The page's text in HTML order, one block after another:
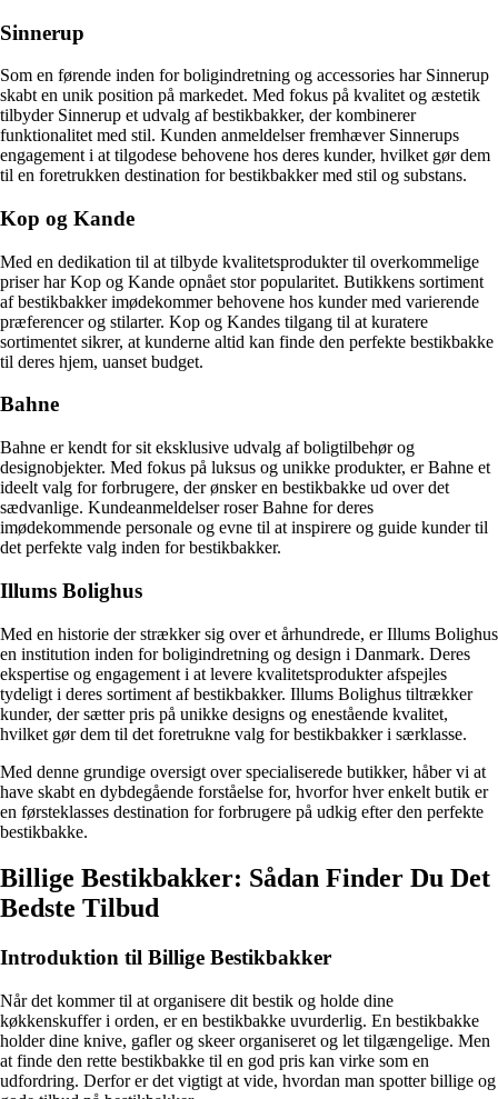
Sinnerup
Som en førende inden for boligindretning og accessories har Sinnerup
skabt en unik position på markedet. Med fokus på kvalitet og æstetik
tilbyder Sinnerup et udvalg af bestikbakker, der kombinerer
funktionalitet med stil. Kunden anmeldelser fremhæver Sinnerups
engagement i at tilgodese behovene hos deres kunder, hvilket gør dem
til en foretrukken destination for bestikbakker med stil og substans.
Kop og Kande
Med en dedikation til at tilbyde kvalitetsprodukter til overkommelige
priser har Kop og Kande opnået stor popularitet. Butikkens sortiment
af bestikbakker imødekommer behovene hos kunder med varierende
præferencer og stilarter. Kop og Kandes tilgang til at kuratere
sortimentet sikrer, at kunderne altid kan finde den perfekte bestikbakke
til deres hjem, uanset budget.
Bahne
Bahne er kendt for sit eksklusive udvalg af boligtilbehør og
designobjekter. Med fokus på luksus og unikke produkter, er Bahne et
ideelt valg for forbrugere, der ønsker en bestikbakke ud over det
sædvanlige. Kundeanmeldelser roser Bahne for deres
imødekommende personale og evne til at inspirere og guide kunder til
det perfekte valg inden for bestikbakker.
Illums Bolighus
Med en historie der strækker sig over et århundrede, er Illums Bolighus
en institution inden for boligindretning og design i Danmark. Deres
ekspertise og engagement i at levere kvalitetsprodukter afspejles
tydeligt i deres sortiment af bestikbakker. Illums Bolighus tiltrækker
kunder, der sætter pris på unikke designs og enestående kvalitet,
hvilket gør dem til det foretrukne valg for bestikbakker i særklasse.
Med denne grundige oversigt over specialiserede butikker, håber vi at
have skabt en dybdegående forståelse for, hvorfor hver enkelt butik er
en førsteklasses destination for forbrugere på udkig efter den perfekte
bestikbakke.
Billige Bestikbakker: Sådan Finder Du Det
Bedste Tilbud
Introduktion til Billige Bestikbakker
Når det kommer til at organisere dit bestik og holde dine
køkkenskuffer i orden, er en bestikbakke uvurderlig. En bestikbakke
holder dine knive, gafler og skeer organiseret og let tilgængelige. Men
at finde den rette bestikbakke til en god pris kan virke som en
udfordring. Derfor er det vigtigt at vide, hvordan man spotter billige og